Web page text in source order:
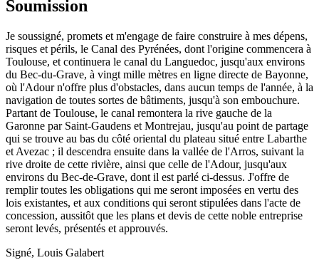
Soumission
Je soussigné, promets et m'engage de faire construire à mes dépens,
risques et périls, le Canal des Pyrénées, dont l'origine commencera à
Toulouse, et continuera le canal du Languedoc, jusqu'aux environs
du Bec-du-Grave, à vingt mille mètres en ligne directe de Bayonne,
où l'Adour n'offre plus d'obstacles, dans aucun temps de l'année, à la
navigation de toutes sortes de bâtiments, jusqu'à son embouchure.
Partant de Toulouse, le canal remontera la rive gauche de la
Garonne par Saint-Gaudens et Montrejau, jusqu'au point de partage
qui se trouve au bas du côté oriental du plateau situé entre Labarthe
et Avezac ; il descendra ensuite dans la vallée de l'Arros, suivant la
rive droite de cette rivière, ainsi que celle de l'Adour, jusqu'aux
environs du Bec-de-Grave, dont il est parlé ci-dessus. J'offre de
remplir toutes les obligations qui me seront imposées en vertu des
lois existantes, et aux conditions qui seront stipulées dans l'acte de
concession, aussitôt que les plans et devis de cette noble entreprise
seront levés, présentés et approuvés.
Signé, Louis Galabert